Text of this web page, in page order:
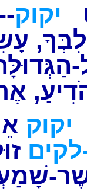
יקוק
יקוק